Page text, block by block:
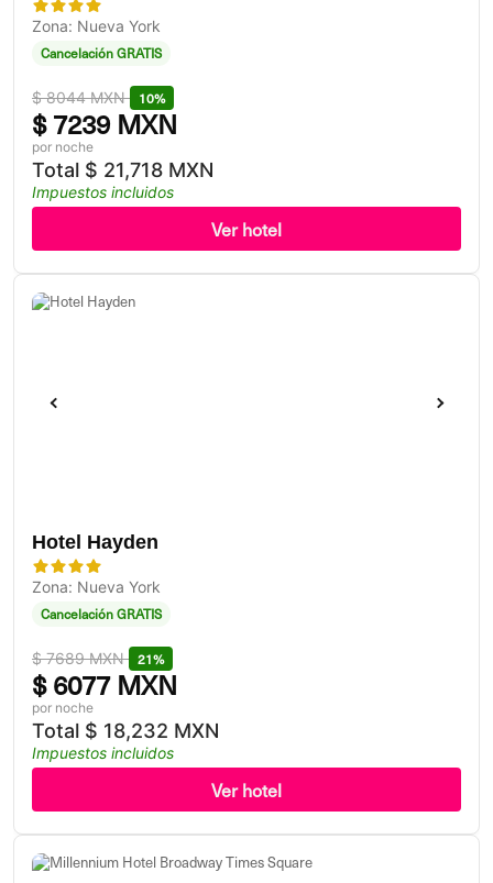
Zona: Nueva York
Cancelación GRATIS
$8044 MXN 10%
$7239 MXN
por noche
Total $ 21,718 MXN
Impuestos incluidos
Ver hotel
Hotel Hayden
Zona: Nueva York
Cancelación GRATIS
$7689 MXN 21%
$6077 MXN
por noche
Total $ 18,232 MXN
Impuestos incluidos
Ver hotel